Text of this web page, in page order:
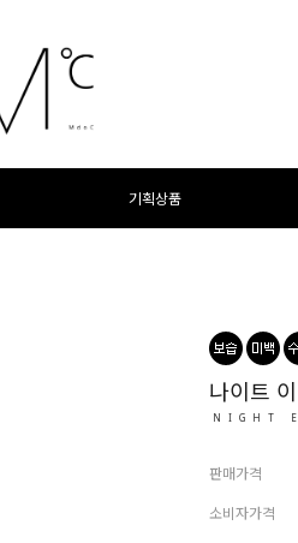
기획상품
나이트
NIGHT
판매가격
소비자가격